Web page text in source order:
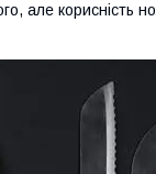
але корисність